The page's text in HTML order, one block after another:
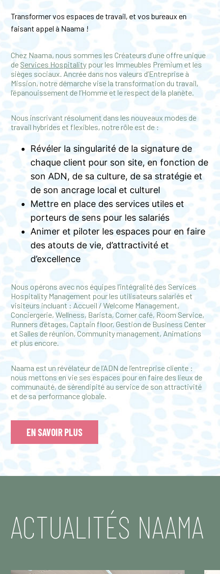
Transformer vos espaces de travail, et vos bureaux en
faisant appel à Naama !
Chez Naama, nous sommes les Créateurs d’une offre unique
de Services Hospitality pour les Immeubles Premium et les
sièges sociaux. Ancrée dans nos valeurs d’Entreprise à
Mission, notre démarche vise la transformation du travail,
l’épanouissement de l’Homme et le respect de la planète.
Nous inscrivant résolument dans les nouveaux modes de
travail hybrides et flexibles, notre rôle est de :
Révéler la singularité de la signature de
chaque client pour son site, en fonction de
son ADN, de sa culture, de sa stratégie et
de son ancrage local et culturel
Mettre en place des services utiles et
porteurs de sens pour les salariés
Animer et piloter les espaces pour en faire
des atouts de vie, d’attractivité et
d’excellence
Nous opérons avec nos équipes l’intégralité des Services
Hospitality Management pour les utilisateurs salariés et
visiteurs incluant : Accueil / Welcome Management,
Conciergerie, Wellness, Barista, Corner café, Room Service,
Runners d’étages, Captain floor, Gestion de Business Center
et Salles de réunion, Community management, Animations
et plus encore.
Naama est un révélateur de l’ADN de l’entreprise cliente :
nous mettons en vie ses espaces pour en faire des lieux de
communauté, de sérendipité au service de son attractivité
et de sa performance globale.
EN SAVOIR PLUS
ACTUALITÉS NAAMA